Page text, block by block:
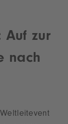
Auf zur
nach